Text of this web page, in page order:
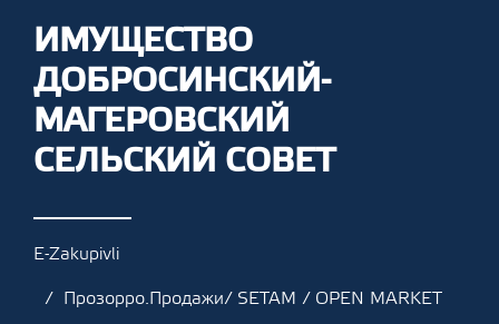
ИМУЩЕСТВО
ДОБРОСИНСКИЙ-
МАГЕРОВСКИЙ
СЕЛЬСКИЙ СОВЕТ
E-Zakupivli
Прозорро.Продажи/ SETAM / OPEN MARKET